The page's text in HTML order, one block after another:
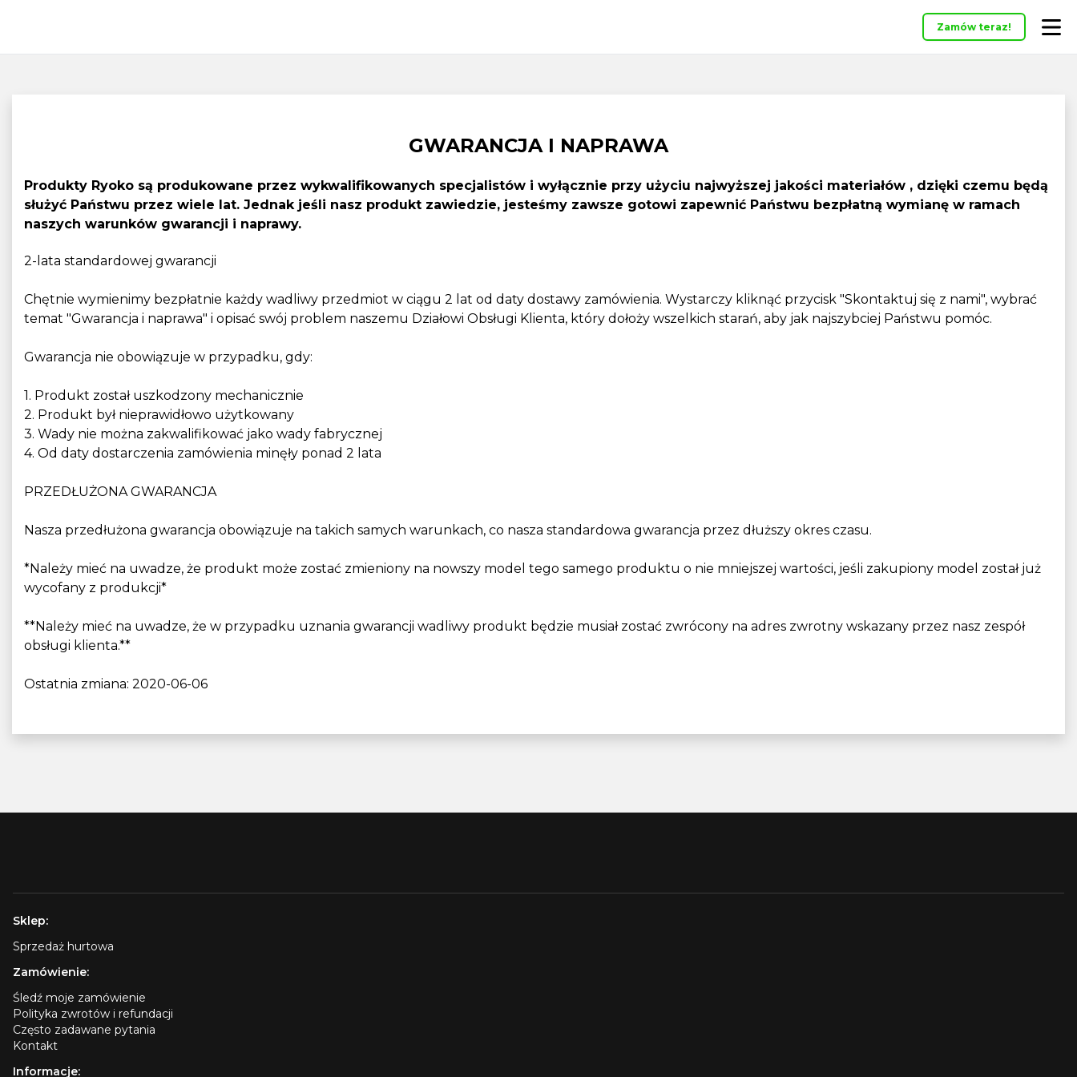
Zamów teraz!
GWARANCJA I NAPRAWA
Produkty Ryoko są produkowane przez wykwalifikowanych specjalistów i wyłącznie przy użyciu najwyższej jakości materiałów , dzięki czemu będą
służyć Państwu przez wiele lat. Jednak jeśli nasz produkt zawiedzie, jesteśmy zawsze gotowi zapewnić Państwu bezpłatną wymianę w ramach
naszych warunków gwarancji i naprawy.
2-lata standardowej gwarancji
Chętnie wymienimy bezpłatnie każdy wadliwy przedmiot w ciągu 2 lat od daty dostawy zamówienia. Wystarczy kliknąć przycisk "Skontaktuj się z nami", wybrać
temat "Gwarancja i naprawa" i opisać swój problem naszemu Działowi Obsługi Klienta, który dołoży wszelkich starań, aby jak najszybciej Państwu pomóc.
Gwarancja nie obowiązuje w przypadku, gdy:
1. Produkt został uszkodzony mechanicznie
2. Produkt był nieprawidłowo użytkowany
3. Wady nie można zakwalifikować jako wady fabrycznej
4. Od daty dostarczenia zamówienia minęły ponad 2 lata
PRZEDŁUŻONA GWARANCJA
Nasza przedłużona gwarancja obowiązuje na takich samych warunkach, co nasza standardowa gwarancja przez dłuższy okres czasu.
*Należy mieć na uwadze, że produkt może zostać zmieniony na nowszy model tego samego produktu o nie mniejszej wartości, jeśli zakupiony model został już
wycofany z produkcji*
**Należy mieć na uwadze, że w przypadku uznania gwarancji wadliwy produkt będzie musiał zostać zwrócony na adres zwrotny wskazany przez nasz zespół
obsługi klienta.**
Ostatnia zmiana: 2020-06-06
Sklep:
Sprzedaż hurtowa
Zamówienie:
Śledź moje zamówienie
Polityka zwrotów i refundacji
Często zadawane pytania
Kontakt
Informacje: